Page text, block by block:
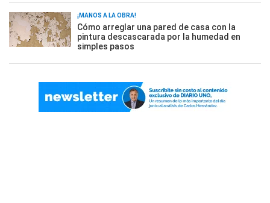
¡MANOS A LA OBRA!
Cómo arreglar una pared de casa con la
pintura descascarada por la humedad en
simples pasos